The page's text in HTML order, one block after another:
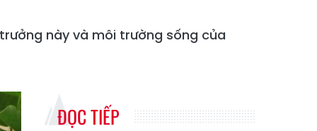
này và môi trường sống của
ĐỌC TIẾP